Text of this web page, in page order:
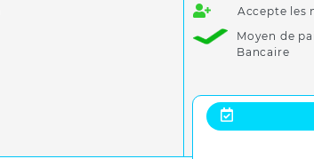
Accepte les
Moyen de
Bancaire